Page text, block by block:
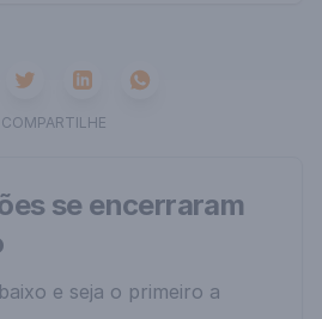
TwitterLinkedinWhatsapp
COMPARTILHE
se encerraram
e seja o primeiro a